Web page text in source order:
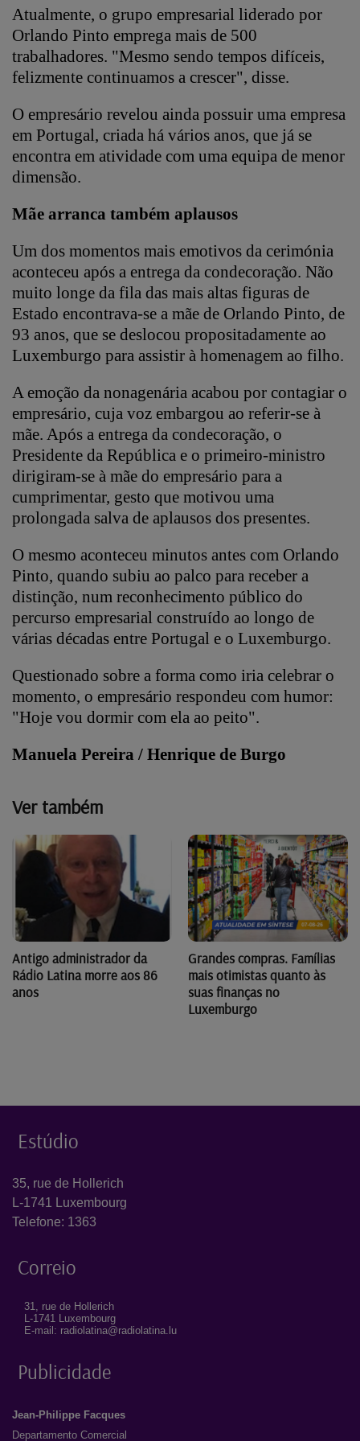
Atualmente, o grupo empresarial liderado por
Orlando Pinto emprega mais de 500
trabalhadores. "Mesmo sendo tempos difíceis,
felizmente continuamos a crescer", disse.
O empresário revelou ainda possuir uma empresa
em Portugal, criada há vários anos, que já se
encontra em atividade com uma equipa de menor
dimensão.
Mãe arranca também aplausos
Um dos momentos mais emotivos da cerimónia
aconteceu após a entrega da condecoração. Não
muito longe da fila das mais altas figuras de
Estado encontrava-se a mãe de Orlando Pinto, de
93 anos, que se deslocou propositadamente ao
Luxemburgo para assistir à homenagem ao filho.
A emoção da nonagenária acabou por contagiar o
empresário, cuja voz embargou ao referir-se à
mãe. Após a entrega da condecoração, o
Presidente da República e o primeiro-ministro
dirigiram-se à mãe do empresário para a
cumprimentar, gesto que motivou uma
prolongada salva de aplausos dos presentes.
O mesmo aconteceu minutos antes com Orlando
Pinto, quando subiu ao palco para receber a
distinção, num reconhecimento público do
percurso empresarial construído ao longo de
várias décadas entre Portugal e o Luxemburgo.
Questionado sobre a forma como iria celebrar o
momento, o empresário respondeu com humor:
"Hoje vou dormir com ela ao peito".
Manuela Pereira / Henrique de Burgo
Ver também
Antigo administrador da
Rádio Latina morre aos 86
anos
Grandes compras. Famílias
mais otimistas quanto às
suas finanças no
Luxemburgo
Estúdio
35, rue de Hollerich
L-1741 Luxembourg
Telefone: 1363
Correio
31, rue de Hollerich
L-1741 Luxembourg
E-mail: radiolatina@radiolatina.lu
Publicidade
Jean-Philippe Facques
Departamento Comercial